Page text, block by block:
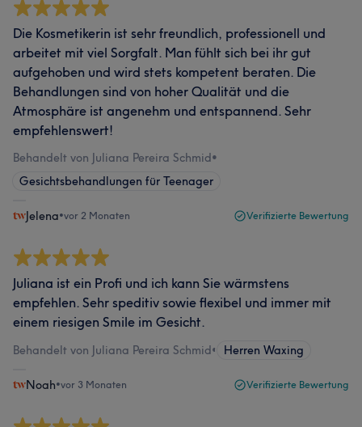
Die Kosmetikerin ist sehr freundlich, professionell und
arbeitet mit viel Sorgfalt. Man fühlt sich bei ihr gut
aufgehoben und wird stets kompetent beraten. Die
Behandlungen sind von hoher Qualität und die
Atmosphäre ist angenehm und entspannend. Sehr
empfehlenswert!
Behandelt von Juliana Pereira Schmid•
Gesichtsbehandlungen für Teenager
Jelena•vor 2 Monaten Verifizierte Bewertung
Juliana ist ein Profi und ich kann Sie wärmstens
empfehlen. Sehr speditiv sowie flexibel und immer mit
einem riesigen Smile im Gesicht.
Behandelt von Juliana Pereira Schmid• Herren Waxing
Noah•vor 3 Monaten Verifizierte Bewertung